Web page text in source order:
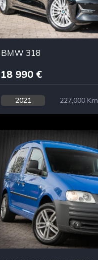
BMW 318
18 990 €
2021 227,000 Km